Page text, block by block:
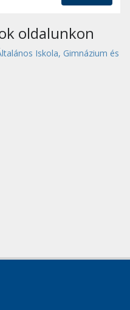
oldalunkon
Iskola, Gimnázium és